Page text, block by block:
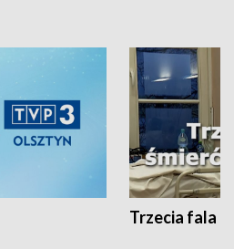
Trzecia fala -